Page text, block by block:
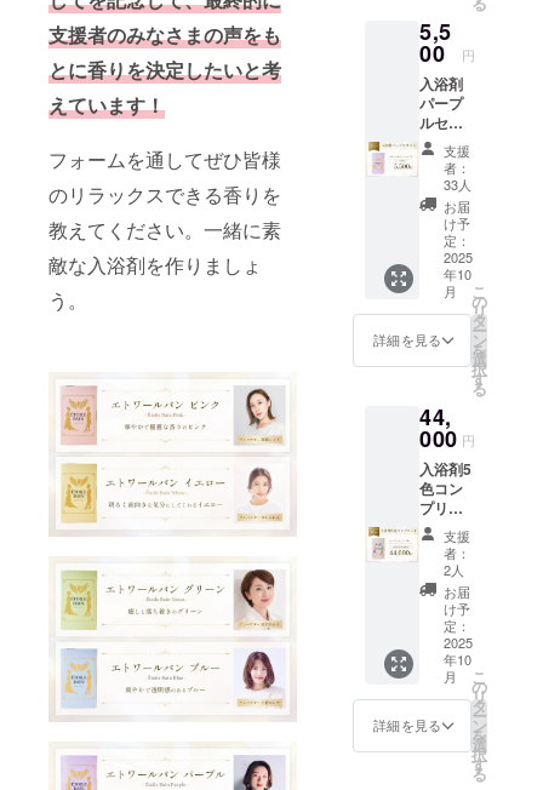
支援者のみなさまの声をも
とに香りを決定したいと考
えています！
フォームを通してぜひ皆様
のリラックスできる香りを
教えてください。一緒に素
敵な入浴剤を作りましょ
う。
とも呼
ばれて
いま
す。
【香
り】 皆
様のア
ンケー
ト(本プ
ロジェ
クト期
間中に
google
フォー
ムにて
もとに
調合さ
ます。
の成分
で調合
してお
りま
す。秀
麗な犬
鳴山系
のふも
と脇田
温泉
は、元
禄十六
年「筑
前続風
土記」
に記さ
れた温
とも呼
ばれて
いま
す。
【香
り】 皆
様のア
ンケー
ト(本プ
ロジェ
クト期
間中に
google
フォー
ムにて
もとに
調合さ
用方
法】 浴
槽の湯
（約
200L）
に１包
を入
れ、よ
くかき
混ぜて
からご
入浴下
さい。
【成
分】 脇
田温泉
の成分
す。秀
麗な犬
鳴山系
のふも
と脇田
温泉
は、元
禄十六
年「筑
前続風
土記」
に記さ
れた温
泉で
「美肌
の湯」
とも呼
5,5
00 円
入浴剤
パープ
ルセッ
ト【1
パッ
ク】 上
品な
パープ
ルの香
りを1
パック
(10袋)
に。贈
り物に
もおす
すめで
【ご利
用方
法】 浴
槽の湯
（約
200L）
に１包
を入
れ、よ
くかき
混ぜて
からご
入浴下
さい。
【成
分】 脇
田温泉
支援
者：
33人
お届
け予
定：
2025
年10
月
詳細を見る
こ
の
リ
タ
ー
ン
を
選
択
す
る
44,
000 円
入浴剤5
色コン
プリー
ト【半
年コー
ス】 ピ
ンク・
イエ
ロー・
グリー
ン・ブ
ルー・
パープ
ルの各
色12袋
（合計
支援
者：
2人
お届
け予
定：
2025
年10
月
詳細を見る
こ
の
リ
タ
ー
ン
を
選
択
す
る